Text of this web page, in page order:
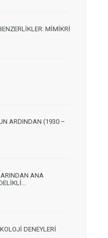
MİMİKRİ
ARDINDAN (1930 –
ANA
DENEYLERİ